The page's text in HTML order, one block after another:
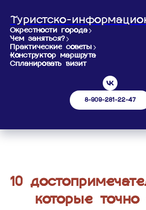
Туристско-
Окрестности города
Чем заняться?
Практические советы
Конструктор маршрута
Спланировать визит
8-909-281-22-47
10
которые точно